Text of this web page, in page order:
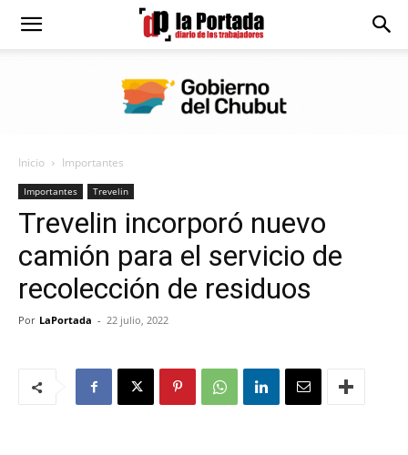
Diario
Portada
Inicio Importantes
Importantes Trevelin
Trevelin incorporó nuevo
camión para el servicio de
recolección de residuos
Por LaPortada - 22 julio, 2022